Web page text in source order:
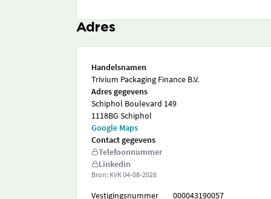
Adres
Handelsnamen
Trivium Packaging Finance B.V.
Adres gegevens
Schiphol Boulevard 149
1118BG Schiphol
Google Maps
Contact gegevens
Telefoonnummer
Linkedin
Bron: KVK04-08-2026
Vestigingsnummer
000043190057